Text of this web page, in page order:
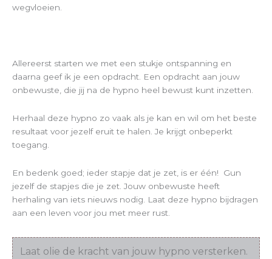
wegvloeien.
Allereerst starten we met een stukje ontspanning en
daarna geef ik je een opdracht. Een opdracht aan jouw
onbewuste, die jij na de hypno heel bewust kunt inzetten.
Herhaal deze hypno zo vaak als je kan en wil om het beste
resultaat voor jezelf eruit te halen. Je krijgt onbeperkt
toegang.
En bedenk goed; ieder stapje dat je zet, is er één! Gun
jezelf de stapjes die je zet. Jouw onbewuste heeft
herhaling van iets nieuws nodig. Laat deze hypno bijdragen
aan een leven voor jou met meer rust.
Laat olie de kracht van jouw hypno versterken.